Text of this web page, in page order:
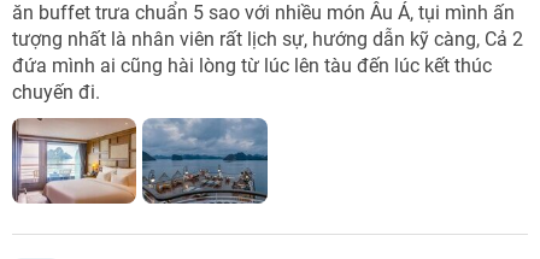
ăn buffet trưa chuẩn 5 sao với nhiều món Âu Á, tụi mình ấn
tượng nhất là nhân viên rất lịch sự, hướng dẫn kỹ càng, Cả 2
đứa mình ai cũng hài lòng từ lúc lên tàu đến lúc kết thúc
chuyến đi.